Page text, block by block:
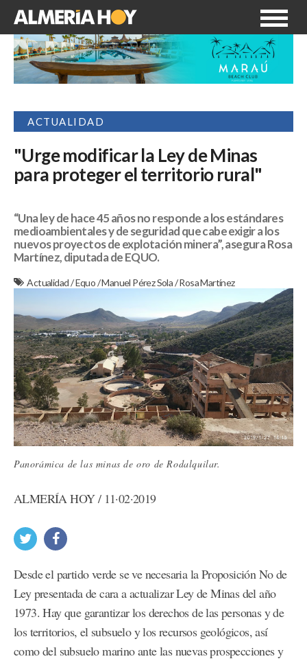
ACTUALIDAD
"Urge modificar la Ley de Minas
para proteger el territorio rural"
“Una ley de hace 45 años no responde a los estándares
medioambientales y de seguridad que cabe exigir a los
nuevos proyectos de explotación minera”, asegura Rosa
Martínez, diputada de EQUO.
Actualidad/Equo/Manuel Pérez Sola/Rosa Martínez
Panorámica de las minas de oro de Rodalquilar.
ALMERÍA HOY / 11·02·2019
Desde el partido verde se ve necesaria la Proposición No de
Ley presentada de cara a actualizar Ley de Minas del año
1973. Hay que garantizar los derechos de las personas y de
los territorios, el subsuelo y los recursos geológicos, así
como del subsuelo marino ante las nuevas prospecciones y